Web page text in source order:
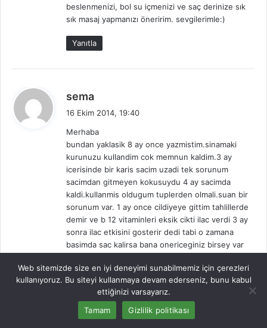
beslenmenizi, bol su içmenizi ve saç derinize sık
sık masaj yapmanızı öneririm. sevgilerimle:)
Yanıtla
sema
i
k
i
16 Ekim 2014, 19:40
Merhaba
bundan yaklasik 8 ay once yazmistim.sinamaki
kurunuzu kullandim cok memnun kaldim.3 ay
icerisinde bir karis sacim uzadi tek sorunum
sacimdan gitmeyen kokusuydu 4 ay sacimda
kaldi.kullanmis oldugum tuplerden olmali.suan bir
sorunum var. 1 ay once cildiyeye gittim tahlillerde
demir ve b 12 vitaminleri eksik cikti ilac verdi 3 ay
sonra ilac etkisini gosterir dedi tabi o zamana
basimda sac kalirsa bana onericeginiz birsey var
Yanıtla
Web sitemizde size en iyi deneyimi sunabilmemiz için çerezleri
kullanıyoruz. Bu siteyi kullanmaya devam ederseniz, bunu kabul
ettiğinizi varsayarız.
Tamam
Gizlilik politikası